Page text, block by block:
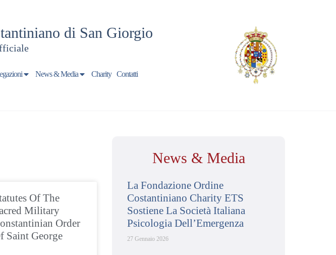
di San Giorgio
News & Media Charity Contatti
Of The
Military
Order
Saint George
News & Media
La Fondazione Ordine
Costantiniano Charity ETS
Sostiene La Società Italiana
Psicologia Dell’Emergenza
27 Gennaio 2026